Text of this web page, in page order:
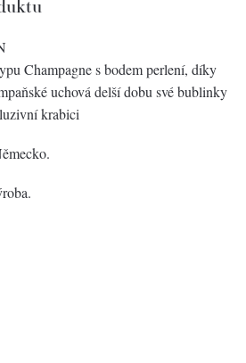
Champagne s bodem perlení, díky
uchová delší dobu své bublinky
krabici